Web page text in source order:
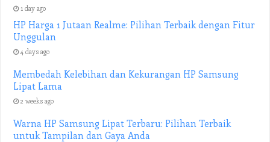
1 day ago
HP Harga 1 Jutaan Realme: Pilihan Terbaik dengan Fitur
Unggulan
4 days ago
Membedah Kelebihan dan Kekurangan HP Samsung
Lipat Lama
2 weeks ago
Warna HP Samsung Lipat Terbaru: Pilihan Terbaik
untuk Tampilan dan Gaya Anda